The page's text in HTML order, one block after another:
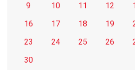
9
10 11 12
16
17 18 19
23
24 25 26
30